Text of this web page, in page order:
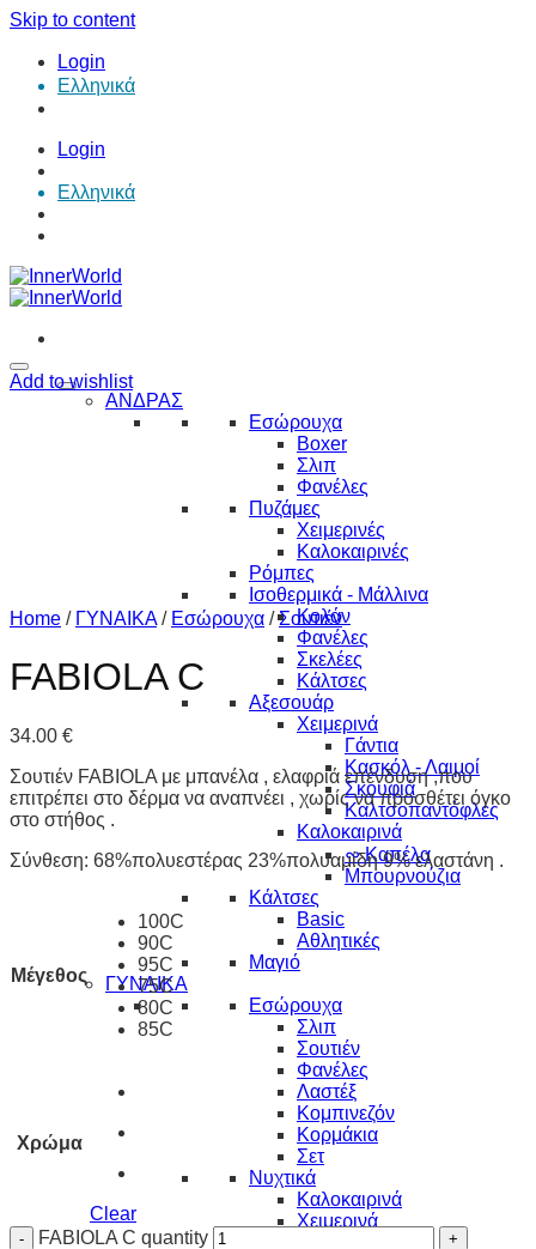
Skip to content
Login
Ελληνικά
Login
Ελληνικά
ΑΝΔΡΑΣ
Εσώρουχα
Boxer
Σλιπ
Φανέλες
Πυζάμες
Χειμερινές
Καλοκαιρινές
Ρόμπες
Ισοθερμικά - Μάλλινα
Κολάν
Φανέλες
Σκελέες
Κάλτσες
Αξεσουάρ
Χειμερινά
Γάντια
Κασκόλ - Λαιμοί
Σκουφιά
Καλτσοπαντόφλες
Καλοκαιρινά
∾ Καπέλα
Μπουρνούζια
Κάλτσες
Basic
Αθλητικές
Μαγιό
ΓΥΝΑΙΚΑ
Εσώρουχα
Σλιπ
Σουτιέν
Φανέλες
Λαστέξ
Κομπινεζόν
Κορμάκια
Σετ
Νυχτικά
Καλοκαιρινά
Χειμερινά
Add to wishlist
Home / ΓΥΝΑΙΚΑ / Εσώρουχα / Σουτιέν
FABIOLA C
34.00 €
Σουτιέν FABIOLA με μπανέλα , ελαφριά επένδυση ,που
επιτρέπει στο δέρμα να αναπνέει , χωρίς να προσθέτει όγκο
στο στήθος .
Σύνθεση: 68%πολυεστέρας 23%πολυαμίδη 9% ελαστάνη .
Μέγεθος
100C
90C
95C
75C
80C
85C
Χρώμα
Clear
FABIOLA C quantity